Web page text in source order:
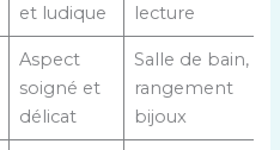
et ludique
lecture
Aspect
soigné et
délicat
Salle de bain,
rangement
bijoux